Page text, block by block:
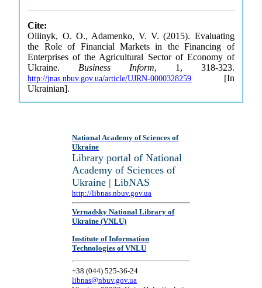
Cite:
Oliinyk, O. O., Adamenko, V. V. (2015). Evaluating
the Role of Financial Markets in the Financing of
Enterprises of the Agricultural Sector of Economy of
Ukraine. Business Inform, 1, 318-323.
http://jnas.nbuv.gov.ua/article/UJRN-0000328259 [In
Ukrainian].
National Academy of Sciences of
Ukraine
Library portal of National
Academy of Sciences of
Ukraine | LibNAS
http://libnas.nbuv.gov.ua
Vernadsky National Library of
Ukraine (VNLU)
Institute of Information
Technologies of VNLU
+38 (044) 525-36-24
libnas@nbuv.gov.ua